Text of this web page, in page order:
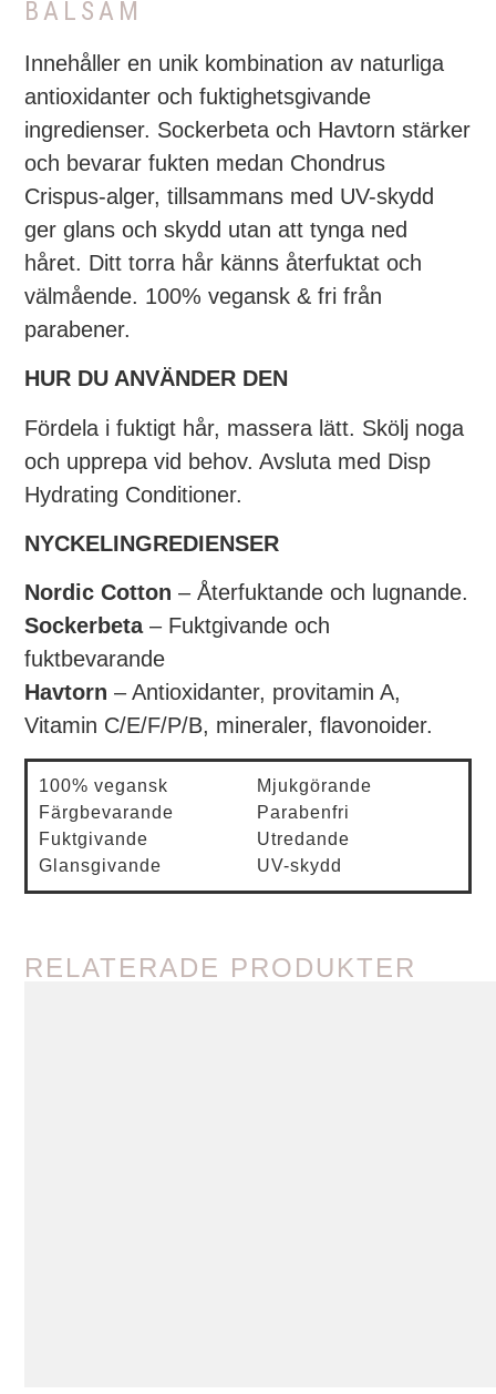
BALSAM
Innehåller en unik kombination av naturliga
antioxidanter och fuktighetsgivande
ingredienser. Sockerbeta och Havtorn stärker
och bevarar fukten medan Chondrus
Crispus-alger, tillsammans med UV-skydd
ger glans och skydd utan att tynga ned
håret. Ditt torra hår känns återfuktat och
välmående. 100% vegansk & fri från
parabener.
HUR DU ANVÄNDER DEN
Fördela i fuktigt hår, massera lätt. Skölj noga
och upprepa vid behov. Avsluta med Disp
Hydrating Conditioner.
NYCKELINGREDIENSER
Nordic Cotton – Återfuktande och lugnande.
Sockerbeta– Fuktgivande och
fuktbevarande
Havtorn – Antioxidanter, provitamin A,
Vitamin C/E/F/P/B, mineraler, flavonoider.
100% vegansk
Färgbevarande
Fuktgivande
Glansgivande
Mjukgörande
Parabenfri
Utredande
UV-skydd
RELATERADE PRODUKTER